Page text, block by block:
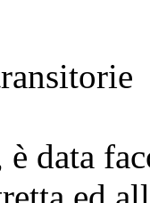
è data